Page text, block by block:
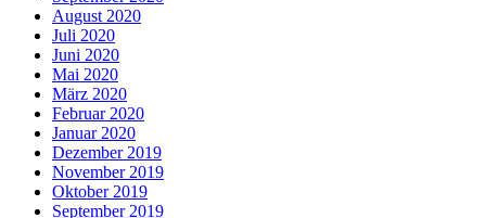
August 2020
Juli 2020
Juni 2020
Mai 2020
März 2020
Februar 2020
Januar 2020
Dezember 2019
November 2019
Oktober 2019
September 2019